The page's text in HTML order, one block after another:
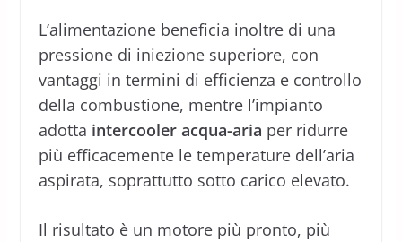
L’alimentazione beneficia inoltre di una
pressione di iniezione superiore, con
vantaggi in termini di efficienza e controllo
della combustione, mentre l’impianto
adotta intercooler acqua-aria per ridurre
più efficacemente le temperature dell’aria
aspirata, soprattutto sotto carico elevato.
Il risultato è un motore più pronto, più